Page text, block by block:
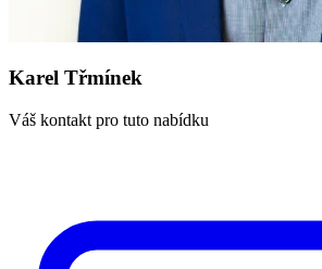
Karel Třmínek
Váš kontakt pro tuto nabídku